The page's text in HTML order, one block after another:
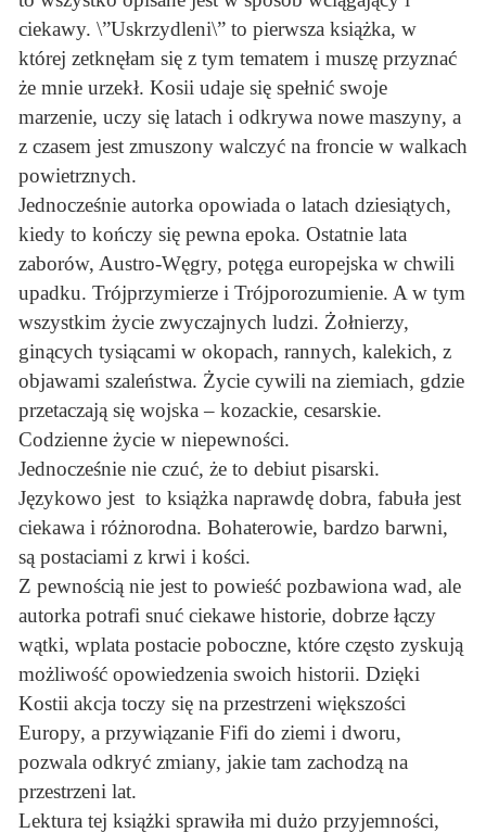
ciekawy. \”Uskrzydleni\” to pierwsza książka, w
której zetknęłam się z tym tematem i muszę przyznać
że mnie urzekł. Kosii udaje się spełnić swoje
marzenie, uczy się latach i odkrywa nowe maszyny, a
z czasem jest zmuszony walczyć na froncie w walkach
powietrznych.
Jednocześnie autorka opowiada o latach dziesiątych,
kiedy to kończy się pewna epoka. Ostatnie lata
zaborów, Austro-Węgry, potęga europejska w chwili
upadku. Trójprzymierze i Trójporozumienie. A w tym
wszystkim życie zwyczajnych ludzi. Żołnierzy,
ginących tysiącami w okopach, rannych, kalekich, z
objawami szaleństwa. Życie cywili na ziemiach, gdzie
przetaczają się wojska – kozackie, cesarskie.
Codzienne życie w niepewności.
Jednocześnie nie czuć, że to debiut pisarski.
Językowo jest to książka naprawdę dobra, fabuła jest
ciekawa i różnorodna. Bohaterowie, bardzo barwni,
są postaciami z krwi i kości.
Z pewnością nie jest to powieść pozbawiona wad, ale
autorka potrafi snuć ciekawe historie, dobrze łączy
wątki, wplata postacie poboczne, które często zyskują
możliwość opowiedzenia swoich historii. Dzięki
Kostii akcja toczy się na przestrzeni większości
Europy, a przywiązanie Fifi do ziemi i dworu,
pozwala odkryć zmiany, jakie tam zachodzą na
przestrzeni lat.
Lektura tej książki sprawiła mi dużo przyjemności,